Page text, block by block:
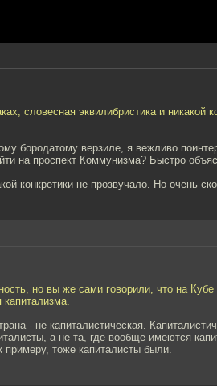
словесная эквилибристика и никакой
бородатому верзиле, я вежливо
на проспект Коммунизма? Быстро
конкретики не прозвучало. Но очень
но вы же сами говорили, что на
капитализма.
- не капиталистическая.
а не та, где вообще имеются
тоже капиталисты были.